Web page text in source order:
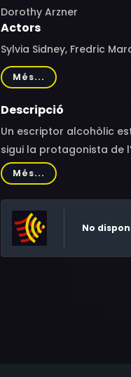
Dorothy Arzner
Actors
Sylvia Sidney, Fredric
Britton, Charles
Leonard Carey, Harry
Amo Ingraham, LeRoy
Més...
Descripció
Un escriptor alcohòlic
sigui la protagonista de
Més...
No